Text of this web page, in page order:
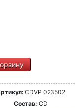
CDVP 023502
Состав: CD